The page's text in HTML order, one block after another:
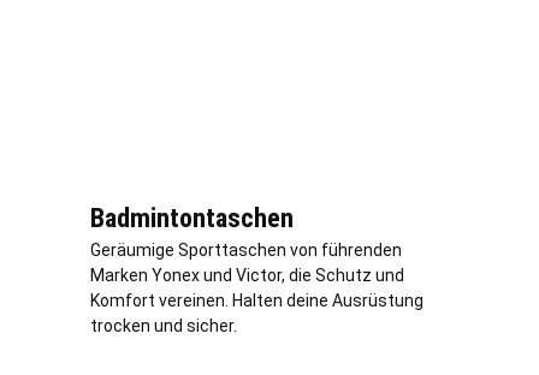
Badmintontaschen
Geräumige Sporttaschen von führenden
Marken Yonex und Victor, die Schutz und
Komfort vereinen. Halten deine Ausrüstung
trocken und sicher.